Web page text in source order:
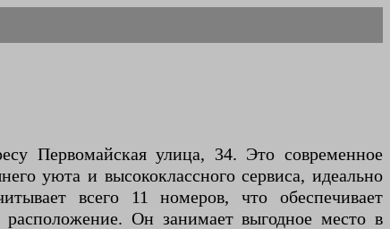
Первомайская улица, 34. Это современное
уюта и высококлассного сервиса, идеально
всего 11 номеров, что обеспечивает
Он занимает выгодное место в